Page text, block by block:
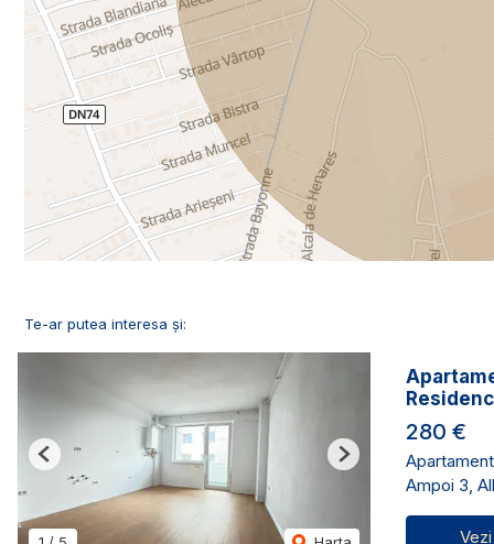
Te-ar putea interesa și:
Previous Next
280 €
Ampoi 3,